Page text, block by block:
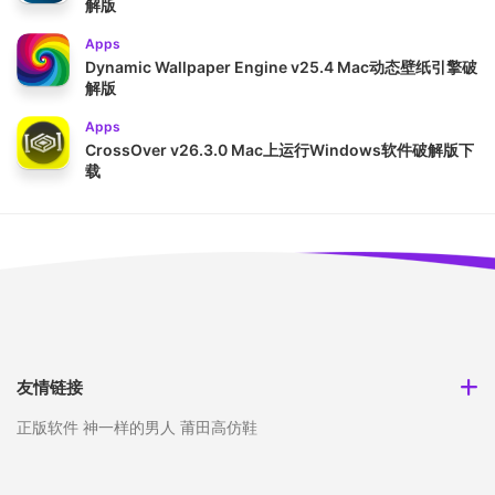
解版
Apps
Dynamic Wallpaper Engine v25.4 Mac动态壁纸引擎破
解版
Apps
CrossOver v26.3.0 Mac上运行Windows软件破解版下
载
友情链接
正版软件 神一样的男人 莆田高仿鞋